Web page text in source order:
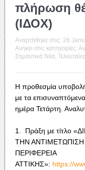
πλήρωση
(ΙΔΟΧ)
Αναρτήθηκε στις: 26
Ανήκει στις κατηγορίες:
Σημαντικά Νέα
Η προθεσμία
με τα
ημέρα Τετάρτη.
1. Πράξη με τίτλο
ΤΗΝ
ΠΕΡΙΦΕΡΕΙΑ
ΑΤΤΙΚΗΣ»: https://